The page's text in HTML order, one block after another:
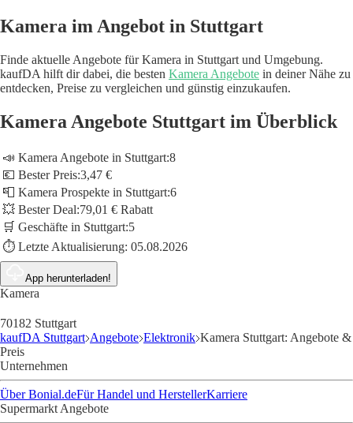
Kamera im Angebot in Stuttgart
Finde aktuelle Angebote für Kamera in Stuttgart und Umgebung.
kaufDA hilft dir dabei, die besten Kamera Angebote in deiner Nähe zu
entdecken, Preise zu vergleichen und günstig einzukaufen.
Kamera Angebote Stuttgart im Überblick
📣 Kamera Angebote in Stuttgart:8
💶 Bester Preis:3,47 €
📮 Kamera Prospekte in Stuttgart:6
💥 Bester Deal:79,01 € Rabatt
🛒 Geschäfte in Stuttgart:5
⏱️ Letzte Aktualisierung: 05.08.2026
App herunterladen!
Kamera
70182 Stuttgart
kaufDA Stuttgart Angebote Elektronik Kamera Stuttgart: Angebote &
Preis
Unternehmen
Über Bonial.deFür Handel und HerstellerKarriere
Supermarkt Angebote